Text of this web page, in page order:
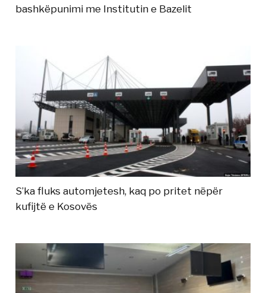
bashkëpunimi me Institutin e Bazelit
S’ka fluks automjetesh, kaq po pritet nëpër
kufijtë e Kosovës